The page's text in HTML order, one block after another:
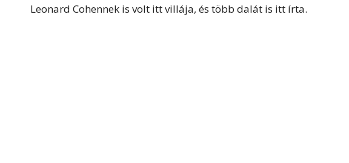
Leonard Cohennek is volt itt villája, és több dalát is itt írta.